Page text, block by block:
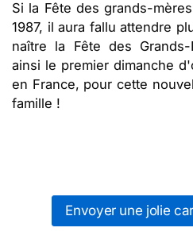
Si la Fête des grands-
1987, il aura fallu attendre
naître la Fête des
ainsi le premier dimanche
en France, pour cette
famille !
Envoyer une jolie